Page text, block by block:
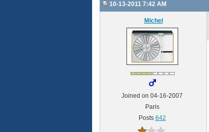
10-13-2011 7:42 AM
Michel
Joined on 04-16-2007
Paris
Posts 642